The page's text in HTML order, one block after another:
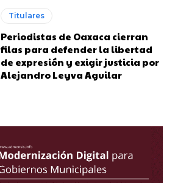
Titulares
Periodistas de Oaxaca cierran
filas para defender la libertad
de expresión y exigir justicia por
Alejandro Leyva Aguilar